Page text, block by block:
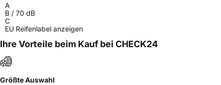
A
B / 70 dB
C
EU Reifenlabel anzeigen
Ihre Vorteile beim Kauf bei CHECK24
Größte Auswahl